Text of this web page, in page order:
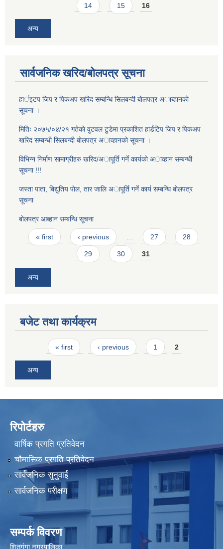
14 15 16
अन्य
सार्वजनिक खरिद/बोलपत्र सूचना
हार्इटप जिप र पिकअप खरिद सम्बन्धि सिलबन्दी बाेलपत्र अाब्हानकाे
सूचना ।
मितिः २०७५/०४/२१ गतेकाे वुटवल टुडेमा प्रकाशित हार्डटिप जिप र पिकअप
खरिद सम्बन्धी सिलबन्दी बाेलपत्र अाव्हानकाे सूचना ।
विभिन्न निर्माण सामाग्रीहरु खरिद/अापूर्ति गर्ने कार्यकाे अाव्हान सम्बन्धी
सूचना !!!
जस्ता पाता, बिद्युतिय पाेल, तार जालि अापूर्ति गर्ने कार्य सम्बन्धि बाेलपत्र
सूचना
बोलपत्र आब्हान सम्बन्धि सूचना
Pages
« first ‹ previous … 27 28
29 30 31
अन्य
बजेट तथा कार्यक्रम
Pages« first ‹ previous 1 2
अन्य
रिपोर्टहरु
वार्षिक प्रगति प्रतिवेदन
चौमासिक प्रगति प्रतिवेदन
सार्वजनिक सुनुवाई
सार्वजनिक परीक्षण
सम्पर्क विवरण
शितगंगा नगरपालिका